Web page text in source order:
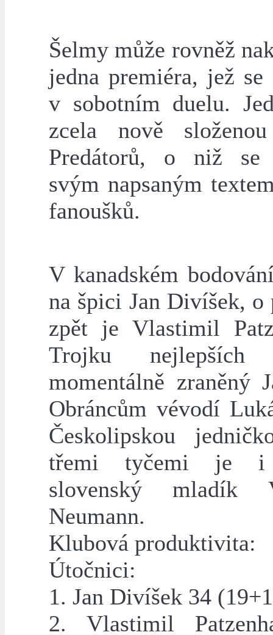
Šelmy může rovněž
jedna premiéra, jež se
v sobotním duelu.
zcela nově
Predátorů, o niž se
svým napsaným
fanoušků.
V kanadském
na špici Jan Divíšek, o
zpět je Vlastimil
Trojku nejlepších
momentálně zraněný
Obráncům vévodí
Českolipskou
třemi tyčemi je i
slovenský mladík
Neumann.
Klubová produktivita:
Útočnici:
1. Jan Divíšek 34
2. Vlastimil